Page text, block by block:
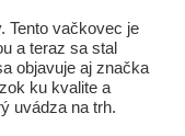
Tento vačkovec je
a teraz sa stal
objavuje aj značka
ku kvalite a
uvádza na trh.